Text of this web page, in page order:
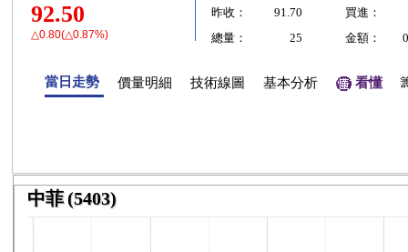
92.50
△0.80(△0.87%)
昨收：
91.70
買進：
總量：
25 金額：
當日走勢 價量明細 技術線圖 基本分析 看懂